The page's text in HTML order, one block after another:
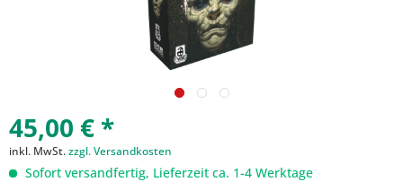
45,00 € *
inkl. MwSt.zzgl. Versandkosten
Sofort versandfertig, Lieferzeit ca. 1-4 Werktage